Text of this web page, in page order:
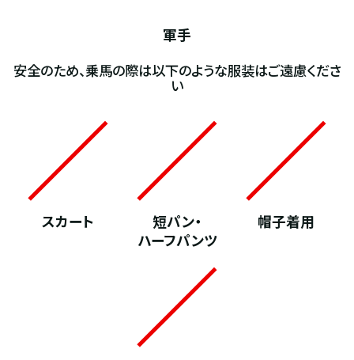
軍手
安全のため、乗馬の際は以下のような服装はご遠慮くださ
い
スカート
短パン・
ハーフパンツ
帽子着用